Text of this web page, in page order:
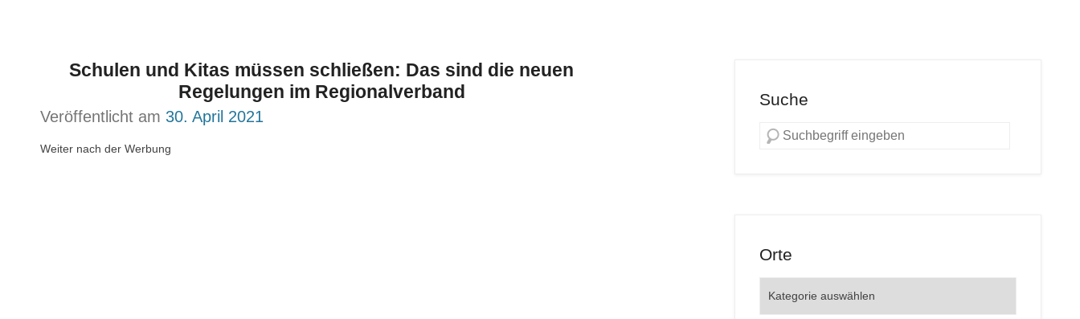
Schulen und Kitas müssen schließen: Das sind die neuen
Regelungen im Regionalverband
Veröffentlicht am 30. April 2021
Weiter nach der Werbung
Suche
Orte